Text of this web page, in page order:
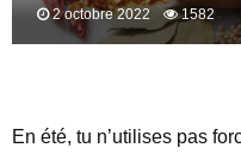
2 octobre 2022 1582
En été, tu n’utilises pas